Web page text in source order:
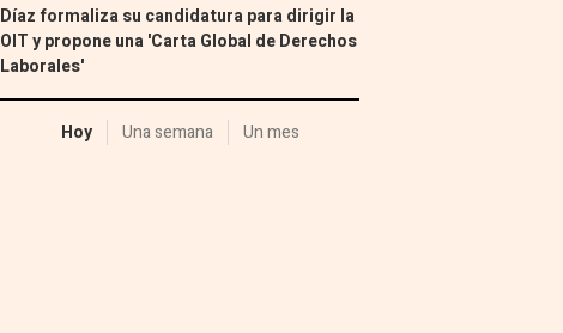
Díaz formaliza su candidatura para dirigir la
OIT y propone una 'Carta Global de Derechos
Laborales'
Hoy Una semana Un mes